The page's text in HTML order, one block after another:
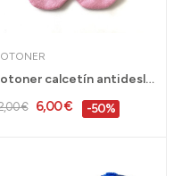
Isotoner calcetín antideslizante para niña...
€ 6,00 € -50%